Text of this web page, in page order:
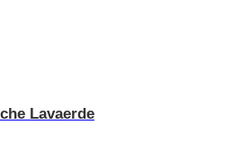
Lavaerde